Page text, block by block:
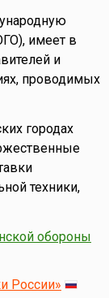
имеет в
и
проводимых
городах
техники,
обороны
России»